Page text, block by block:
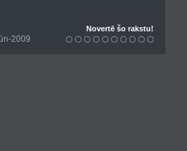
2009
Novertē šo rakstu!